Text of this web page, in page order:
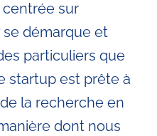
sur
se démarque et
particuliers que
startup est prête à
la recherche en
dont nous